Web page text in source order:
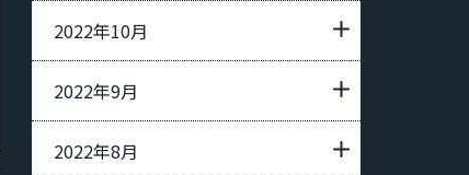
2022年10月
2022年9月
2022年8月